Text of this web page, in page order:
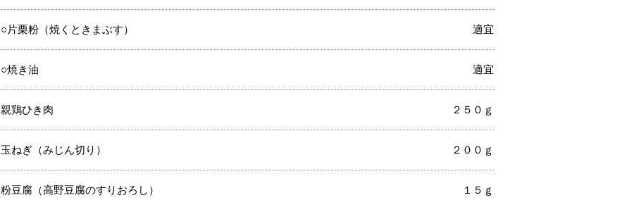
○片栗粉（焼くときまぶす） 適宜
○焼き油 適宜
親鶏ひき肉 ２５０ｇ
玉ねぎ（みじん切り） ２００ｇ
粉豆腐（高野豆腐のすりおろし） １５ｇ